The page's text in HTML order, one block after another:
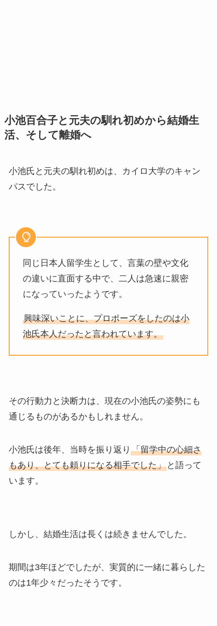
小池百合子と元夫の馴れ初めから結婚生
活、そして離婚へ
小池氏と元夫の馴れ初めは、カイロ大学のキャン
パスでした。
同じ日本人留学生として、言葉の壁や文化
の違いに直面する中で、二人は急速に親密
になっていったようです。
興味深いことに、プロポーズをしたのは小
池氏本人だったと言われています。
その行動力と決断力は、現在の小池氏の姿勢にも
通じるものがあるかもしれません。
小池氏は後年、当時を振り返り 「留学中の心細さ
もあり、とても頼りになる相手でした」と語って
います。
しかし、結婚生活は長くは続きませんでした。
期間は3年ほどでしたが、実質的に一緒に暮らした
のは1年少々だったそうです。